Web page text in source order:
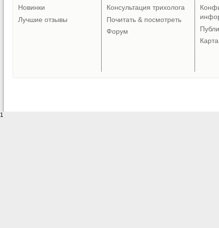
Новинки
Лучшие отзывы
Консультация трихолога
Почитать & посмотреть
Форум
1